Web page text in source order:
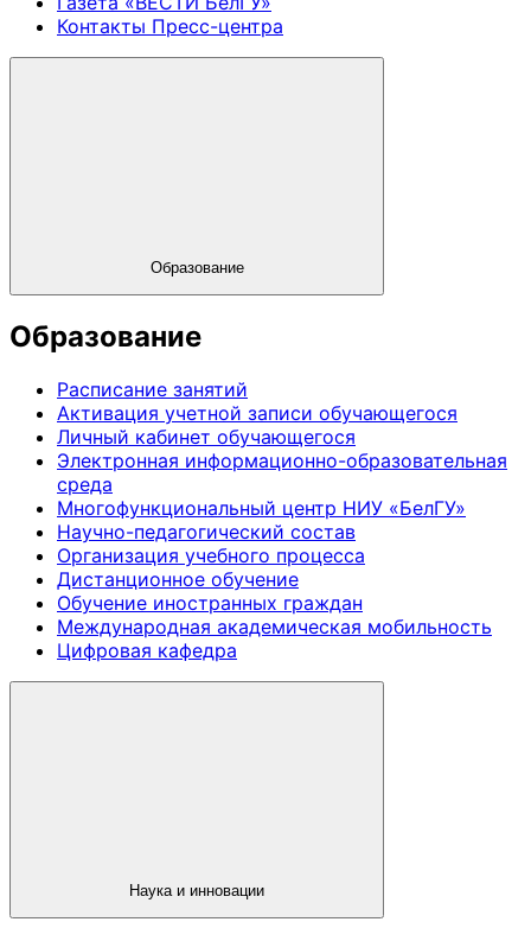
Контакты Пресс-центра
Образование
Образование
Расписание занятий
Активация учетной записи обучающегося
Личный кабинет обучающегося
Электронная информационно-образовательная
среда
Многофункциональный центр НИУ «БелГУ»
Научно-педагогический состав
Организация учебного процесса
Дистанционное обучение
Обучение иностранных граждан
Международная академическая мобильность
Цифровая кафедра
Наука и инновации